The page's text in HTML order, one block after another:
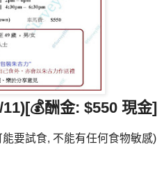
酬金: $550 現金]
要試食, 不能有任何食物敏感)